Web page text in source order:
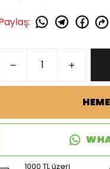
:
1000 TL üzeri